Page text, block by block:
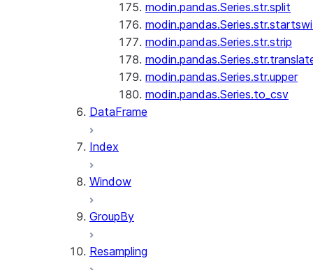
modin.pandas.Series.str.split
modin.pandas.Series.str.strip
modin.pandas.Series.str.upper
modin.pandas.Series.to_csv
DataFrame
Index
Window
GroupBy
Resampling